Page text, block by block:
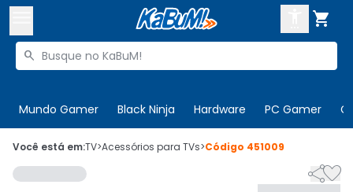

Buscar produtos

Mundo Gamer Black Ninja Hardware PC Gamer
 Olá. Acesse sua conta
 Departamentos
Você está em:TV>Acessórios para TVs>Código 451009
